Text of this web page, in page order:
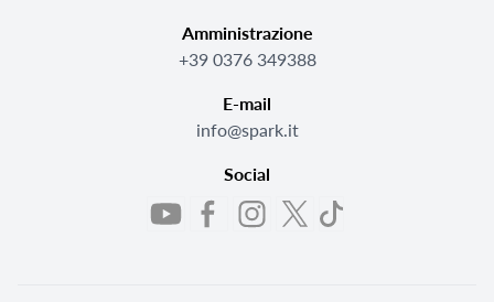
Amministrazione
+39 0376 349388
E-mail
info@spark.it
Social